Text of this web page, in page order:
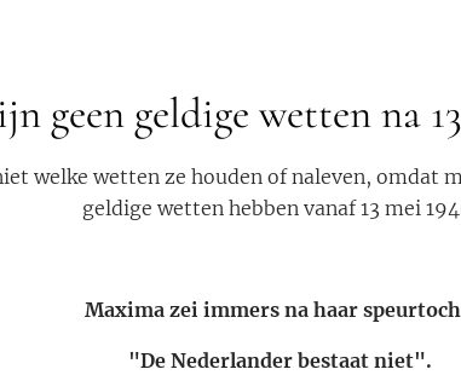
geen geldige wetten na
welke wetten ze houden of naleven, omdat
geldige wetten hebben vanaf 13 mei
Maxima zei immers na haar
"De Nederlander bestaat niet".